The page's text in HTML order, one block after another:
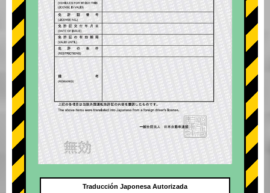
Traducción Japonesa Autorizada